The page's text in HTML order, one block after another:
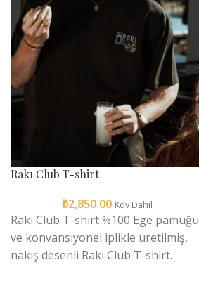
Rakı Club T-shirt
₺2,850.00 Kdv Dahil
Rakı Club T-shirt %100 Ege pamuğu
ve konvansiyonel iplikle üretilmiş,
nakış desenli Rakı Club T-shirt.